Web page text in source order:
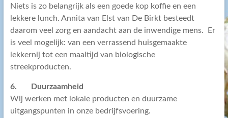
Niets is zo belangrijk als een goede kop koffie en een
lekkere lunch. Annita van Elst van De Birkt besteedt
daarom veel zorg en aandacht aan de inwendige mens. Er
is veel mogelijk: van een verrassend huisgemaakte
lekkernij tot een maaltijd van biologische
streekproducten.
6. Duurzaamheid
Wij werken met lokale producten en duurzame
uitgangspunten in onze bedrijfsvoering.